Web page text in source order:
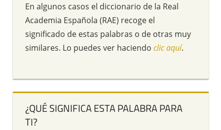
En algunos casos el diccionario de la Real
Academia Española (RAE) recoge el
significado de estas palabras o de otras muy
similares. Lo puedes ver haciendo clic aquí.
¿QUÉ SIGNIFICA ESTA PALABRA PARA
TI?